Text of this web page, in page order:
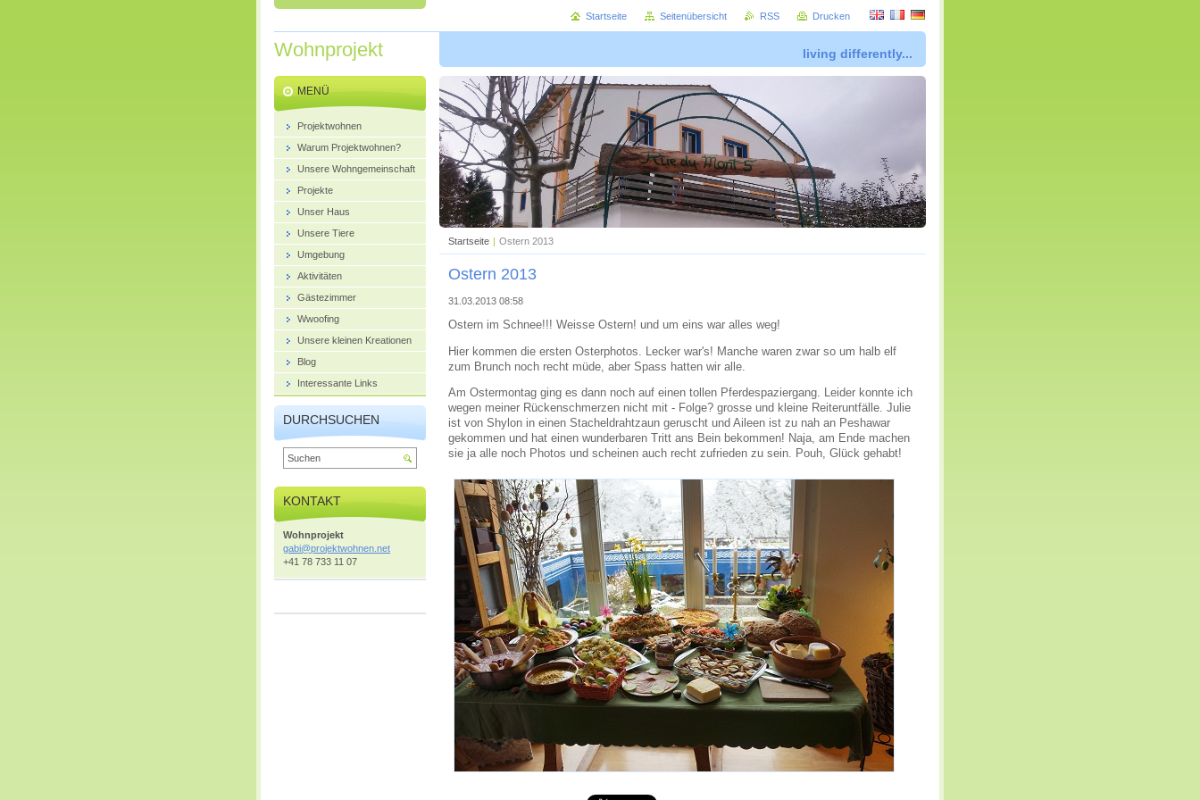
Wohnprojekt living differently...
Startseite | Ostern 2013
Ostern 2013
31.03.2013 08:58
Ostern im Schnee!!! Weisse Ostern! und um eins war alles weg!
Hier kommen die ersten Osterphotos. Lecker war's! Manche waren zwar so um halb elf
zum Brunch noch recht müde, aber Spass hatten wir alle.
Am Ostermontag ging es dann noch auf einen tollen Pferdespaziergang. Leider konnte ich
wegen meiner Rückenschmerzen nicht mit - Folge? grosse und kleine Reiteruntfälle. Julie
ist von Shylon in einen Stacheldrahtzaun geruscht und Aileen ist zu nah an Peshawar
gekommen und hat einen wunderbaren Tritt ans Bein bekommen! Naja, am Ende machen
sie ja alle noch Photos und scheinen auch recht zufrieden zu sein. Pouh, Glück gehabt!
MENÜ
Projektwohnen
Warum Projektwohnen?
Unsere Wohngemeinschaft
Projekte
Unser Haus
Unsere Tiere
Umgebung
Aktivitäten
Gästezimmer
Wwoofing
Unsere kleinen Kreationen
Blog
Interessante Links
DURCHSUCHEN
KONTAKT
Wohnprojekt
gabi@projektwohnen.net
+41 78 733 11 07
Startseite Seitenübersicht RSS Drucken